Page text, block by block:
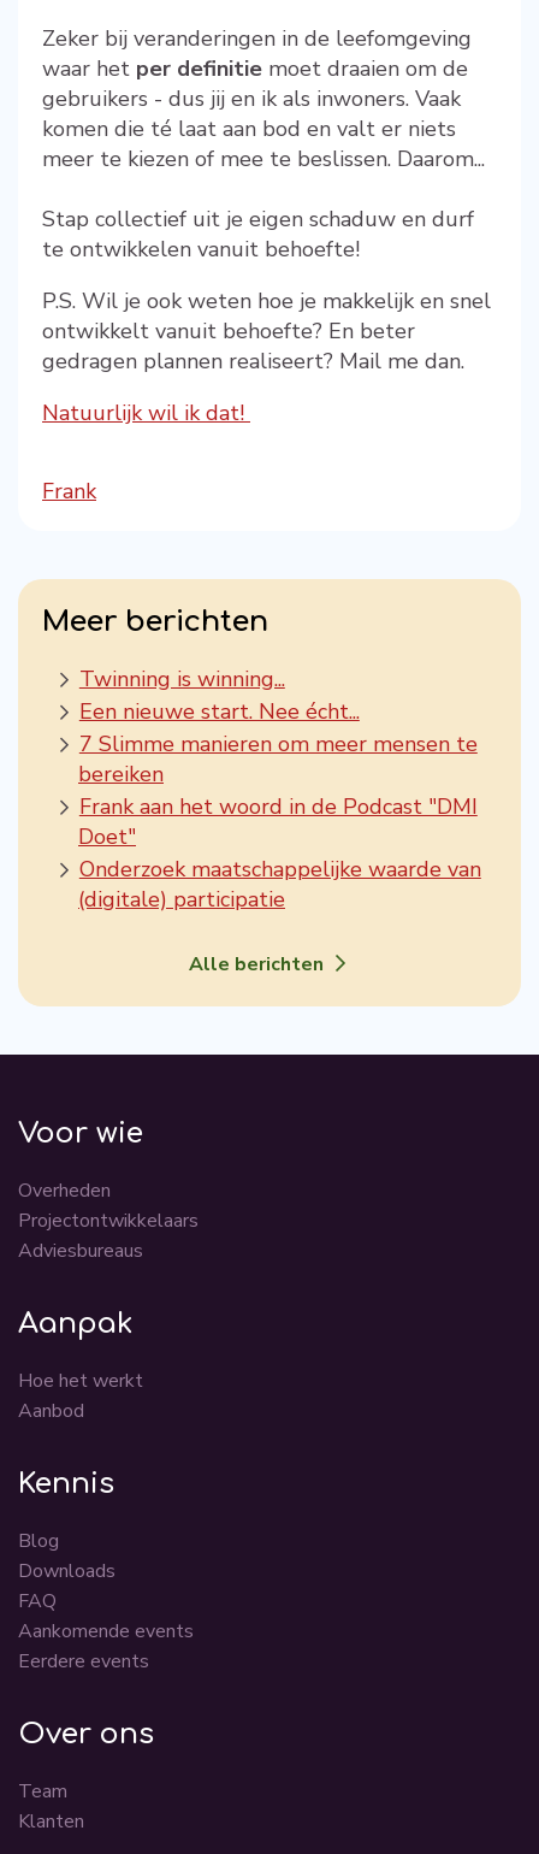
Zeker bij veranderingen in de leefomgeving
waar het per definitie moet draaien om de
gebruikers - dus jij en ik als inwoners. Vaak
komen die té laat aan bod en valt er niets
meer te kiezen of mee te beslissen. Daarom...
Stap collectief uit je eigen schaduw en durf
te ontwikkelen vanuit behoefte!
P.S. Wil je ook weten hoe je makkelijk en snel
ontwikkelt vanuit behoefte? En beter
gedragen plannen realiseert? Mail me dan.
Natuurlijk wil ik dat!
Frank
Meer berichten
Twinning is winning...
Een nieuwe start. Nee écht...
7 Slimme manieren om meer mensen te
bereiken
Frank aan het woord in de Podcast "DMI
Doet"
Onderzoek maatschappelijke waarde van
(digitale) participatie
Alle berichten
Voor wie
Overheden
Projectontwikkelaars
Adviesbureaus
Aanpak
Hoe het werkt
Aanbod
Kennis
Blog
Downloads
FAQ
Aankomende events
Eerdere events
Over ons
Team
Klanten